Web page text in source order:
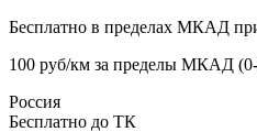
Бесплатно в пределах МКАД при
100 руб/км за пределы МКАД
Россия
Бесплатно до ТК